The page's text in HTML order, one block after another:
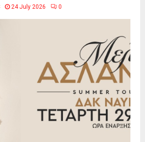
24 July 2026 0